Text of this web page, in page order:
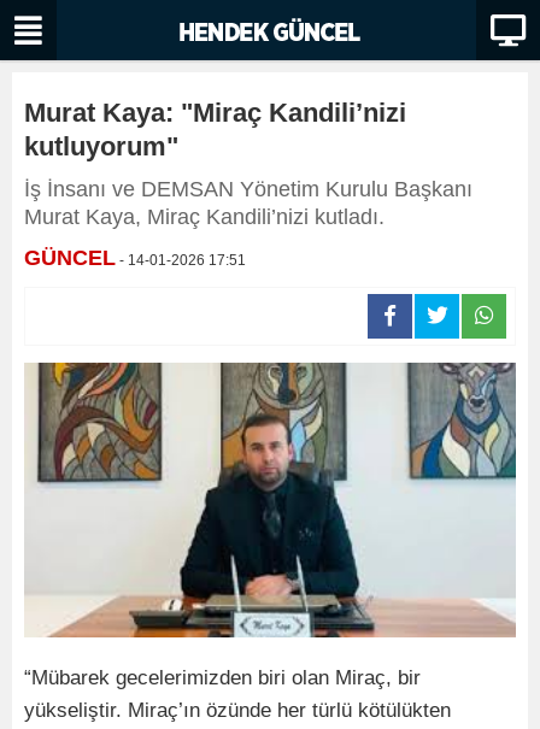
Murat Kaya: "Miraç Kandili’nizi
kutluyorum"
İş İnsanı ve DEMSAN Yönetim Kurulu Başkanı
Murat Kaya, Miraç Kandili’nizi kutladı.
GÜNCEL - 14-01-2026 17:51
“Mübarek gecelerimizden biri olan Miraç, bir
yükseliştir. Miraç’ın özünde her türlü kötülükten